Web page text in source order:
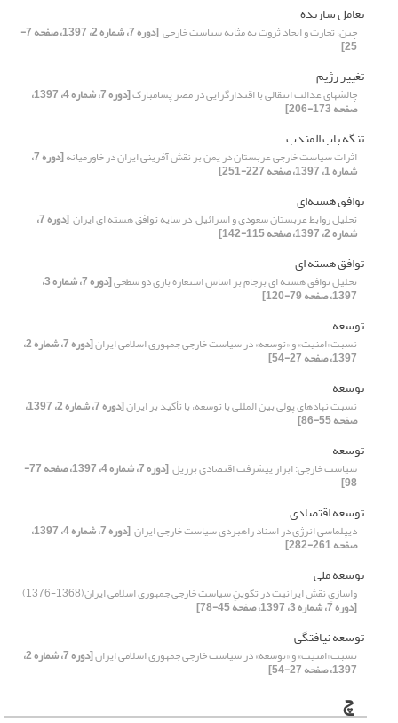
تعامل سازنده
چین، تجارت و ایجاد ثروت به مثابه سیاست خارجی ‏ [دوره 7، شماره 2، 1397، صفحه 7-
25]
تغییر رژیم
چالش‏های عدالت انتقالی با اقتدارگرایی در مصر پسامبارک [دوره 7، شماره 4، 1397،
صفحه 173-206]
تنگه باب المندب
اثرات سیاست خارجی عربستان در یمن بر نقش آفرینی ایران در خاورمیانه [دوره 7،
شماره 1، 1397، صفحه 227-251]
توافق هسته‌ای
تحلیل روابط عربستان سعودی و اسرائیل ‏ در سایه توافق هسته ای ایران ‏ [دوره 7،
شماره 2، 1397، صفحه 115-142]
توافق هسته ای
تحلیل توافق هسته ای برجام بر اساس استعاره بازی دو سطحی [دوره 7، شماره 3،
1397، صفحه 79-120]
توسعه
نسبت«امنیت» و «توسعه» در سیاست خارجی جمهوری اسلامی ایران [دوره 7، شماره 2،
1397، صفحه 27-54]
توسعه
نسبت نهادهای پولی بین‏ المللی با توسعه، با تأکید بر ایران [دوره 7، شماره 2، 1397،
صفحه 55-86]
توسعه
سیاست خارجی: ابزار پیشرفت اقتصادی برزیل ‏ [دوره 7، شماره 4، 1397، صفحه 77-
98]
توسعه اقتصادی
دیپلماسی انرژی در اسناد راهبردی سیاست خارجی ایران ‏ [دوره 7، شماره 4، 1397،
صفحه 261-282]
توسعه ملی
واسازیِ نقش ایرانیت در تکوینِ سیاست خارجی جمهوری اسلامی ایران(1368-1376)‏
[دوره 7، شماره 3، 1397، صفحه 45-78]
توسعه نیافتگی
نسبت«امنیت» و «توسعه» در سیاست خارجی جمهوری اسلامی ایران [دوره 7، شماره 2،
1397، صفحه 27-54]
چ